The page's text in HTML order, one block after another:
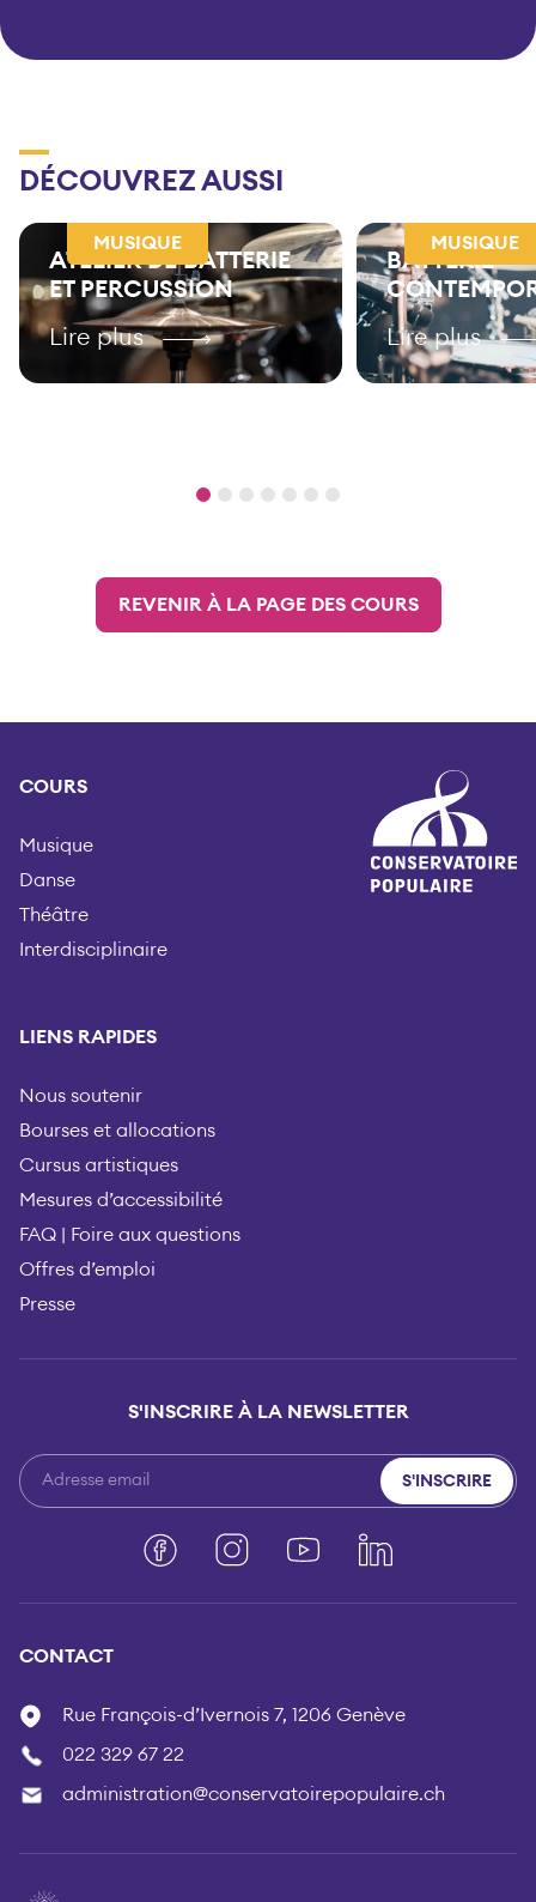
DÉCOUVREZ AUSSI
MUSIQUE
ATELIER DE BATTERIE
ET PERCUSSION
Lire plus
MUSIQUE
BATTERIE
Lire plus
REVENIR À LA PAGE DES COURS
COURS
Musique
Danse
Théâtre
Interdisciplinaire
LIENS RAPIDES
Nous soutenir
Bourses et allocations
Cursus artistiques
Mesures d’accessibilité
FAQ | Foire aux questions
Offres d’emploi
Presse
S'INSCRIRE À LA NEWSLETTER
S'INSCRIRE
FacebookInstagramYouTubeLinkedIn
CONTACT
Rue François-d’Ivernois 7, 1206 Genève
022 329 67 22
administration@conservatoirepopulaire.ch